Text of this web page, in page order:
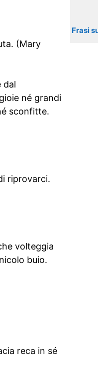
(Mary
dal
né grandi
sconfitte.
riprovarci.
volteggia
buio.
reca in sé
Frasi